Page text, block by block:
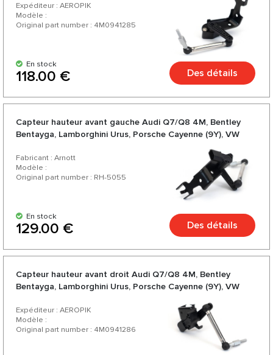
Expéditeur : AEROPIK
Modèle :
Original part number : 4M0941285
En stock
118.00 € Des détails
Capteur hauteur avant gauche Audi Q7/Q8 4M, Bentley
Bentayga, Lamborghini Urus, Porsche Cayenne (9Y), VW
Fabricant : Arnott
Modèle :
Original part number : RH-5055
En stock
129.00 € Des détails
Capteur hauteur avant droit Audi Q7/Q8 4M, Bentley
Bentayga, Lamborghini Urus, Porsche Cayenne (9Y), VW
Expéditeur : AEROPIK
Modèle :
Original part number : 4M0941286